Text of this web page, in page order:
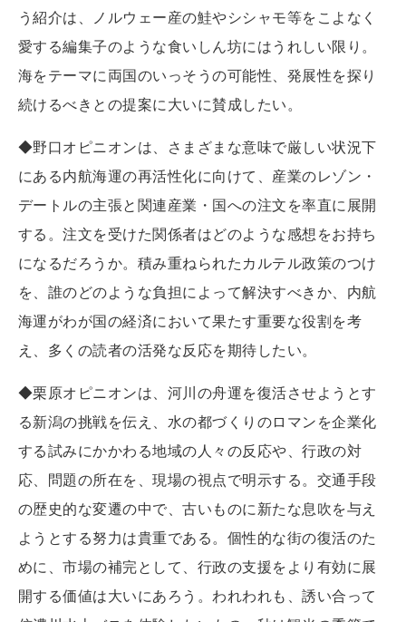
う紹介は、ノルウェー産の鮭やシシャモ等をこよなく
愛する編集子のような食いしん坊にはうれしい限り。
海をテーマに両国のいっそうの可能性、発展性を探り
続けるべきとの提案に大いに賛成したい。
◆野口オピニオンは、さまざまな意味で厳しい状況下
にある内航海運の再活性化に向けて、産業のレゾン・
デートルの主張と関連産業・国への注文を率直に展開
する。注文を受けた関係者はどのような感想をお持ち
になるだろうか。積み重ねられたカルテル政策のつけ
を、誰のどのような負担によって解決すべきか、内航
海運がわが国の経済において果たす重要な役割を考
え、多くの読者の活発な反応を期待したい。
◆栗原オピニオンは、河川の舟運を復活させようとす
る新潟の挑戦を伝え、水の都づくりのロマンを企業化
する試みにかかわる地域の人々の反応や、行政の対
応、問題の所在を、現場の視点で明示する。交通手段
の歴史的な変遷の中で、古いものに新たな息吹を与え
ようとする努力は貴重である。個性的な街の復活のた
めに、市場の補完として、行政の支援をより有効に展
開する価値は大いにあろう。われわれも、誘い合って